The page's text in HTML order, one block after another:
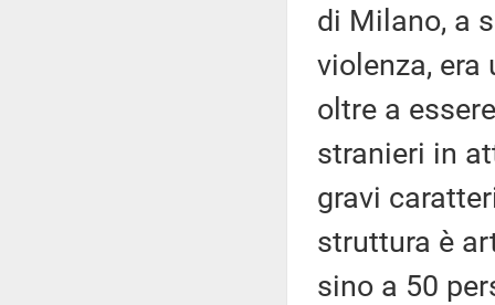
di Milano, a
violenza, era
oltre a
stranieri in
gravi
struttura è
sino a 50